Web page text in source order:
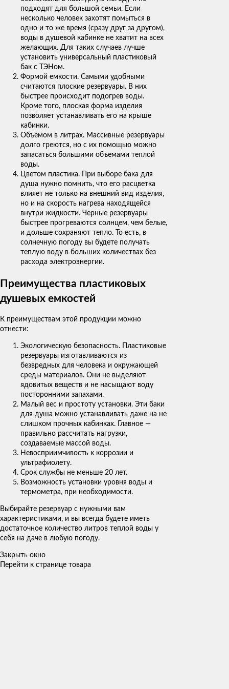
подходят для большой семьи. Если
несколько человек захотят помыться в
одно и то же время (сразу друг за другом),
воды в душевой кабинке не хватит на всех
желающих. Для таких случаев лучше
установить универсальный пластиковый
бак с ТЭНом.
Формой емкости. Самыми удобными
считаются плоские резервуары. В них
быстрее происходит подогрев воды.
Кроме того, плоская форма изделия
позволяет устанавливать его на крыше
кабинки.
Объемом в литрах. Массивные резервуары
долго греются, но с их помощью можно
запасаться большими объемами теплой
воды.
Цветом пластика. При выборе бака для
душа нужно помнить, что его расцветка
влияет не только на внешний вид изделия,
но и на скорость нагрева находящейся
внутри жидкости. Черные резервуары
быстрее прогреваются солнцем, чем белые,
и дольше сохраняют тепло. То есть, в
солнечную погоду вы будете получать
теплую воду в больших количествах без
расхода электроэнергии.
Преимущества пластиковых
душевых емкостей
К преимуществам этой продукции можно
отнести:
Экологическую безопасность. Пластиковые
резервуары изготавливаются из
безвредных для человека и окружающей
среды материалов. Они не выделяют
ядовитых веществ и не насыщают воду
посторонними запахами.
Малый вес и простоту установки. Эти баки
для душа можно устанавливать даже на не
слишком прочных кабинках. Главное —
правильно рассчитать нагрузки,
создаваемые массой воды.
Невосприимчивость к коррозии и
ультрафиолету.
Срок службы не меньше 20 лет.
Возможность установки уровня воды и
термометра, при необходимости.
Выбирайте резервуар с нужными вам
характеристиками, и вы всегда будете иметь
достаточное количество литров теплой воды у
себя на даче в любую погоду.
Закрыть окно
Перейти к странице товара